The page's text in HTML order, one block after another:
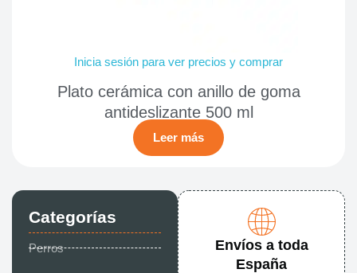
Categorías
Perros
Envíos a toda
España
Inicia sesión para ver precios y comprar
Plato cerámica con anillo de goma
antideslizante 500 ml
Leer más